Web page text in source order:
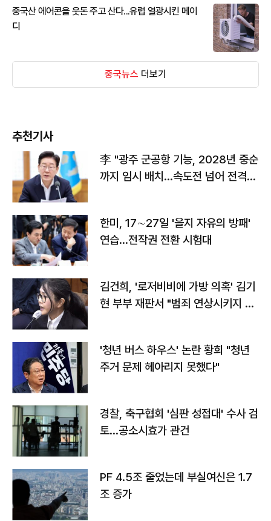
중국산 에어콘을 웃돈 주고 산다...유럽 열광시킨 메이
디
중국뉴스 더보기
추천기사
李 "광주 군공항 기능, 2028년 중순
까지 임시 배치…속도전 넘어 전격
한미, 17∼27일 '을지 자유의 방패'
연습…전작권 전환 시험대
김건희, '로저비비에 가방 의혹' 김기
현 부부 재판서 "범죄 연상시키지 말
'청년 버스 하우스' 논란 황희 "청년
주거 문제 헤아리지 못했다"
경찰, 축구협회 '심판 성접대' 수사 검
토…공소시효가 관건
PF 4.5조 줄었는데 부실여신은 1.7
조 증가